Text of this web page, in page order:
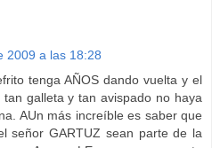
2009 a las 18:28
tenga AÑOS dando vuelta y el
tan galleta y tan avispado no haya
AUn más increíble es saber que
señor GARTUZ sean parte de la